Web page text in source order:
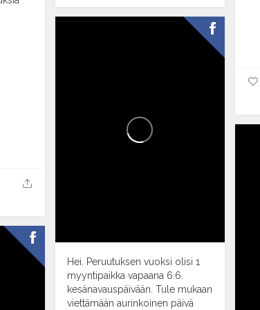
Hei. Peruutuksen vuoksi olisi 1
myyntipaikka vapaana 6.6.
kesänavauspäivään. Tule mukaan
viettämään aurinkoinen päivä